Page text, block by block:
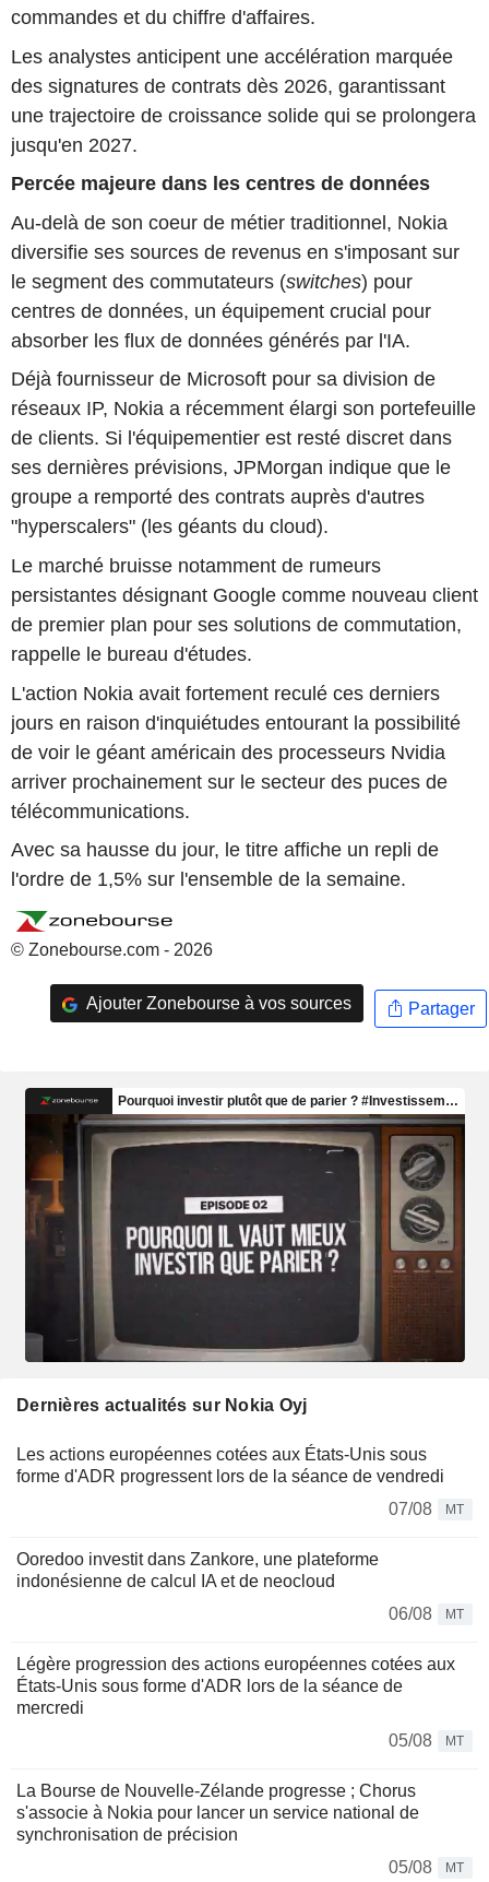
commandes et du chiffre d'affaires.
Les analystes anticipent une accélération marquée
des signatures de contrats dès 2026, garantissant
une trajectoire de croissance solide qui se prolongera
jusqu'en 2027.
Percée majeure dans les centres de données
Au-delà de son coeur de métier traditionnel, Nokia
diversifie ses sources de revenus en s'imposant sur
le segment des commutateurs (switches) pour
centres de données, un équipement crucial pour
absorber les flux de données générés par l'IA.
Déjà fournisseur de Microsoft pour sa division de
réseaux IP, Nokia a récemment élargi son portefeuille
de clients. Si l'équipementier est resté discret dans
ses dernières prévisions, JPMorgan indique que le
groupe a remporté des contrats auprès d'autres
"hyperscalers" (les géants du cloud).
Le marché bruisse notamment de rumeurs
persistantes désignant Google comme nouveau client
de premier plan pour ses solutions de commutation,
rappelle le bureau d'études.
L'action Nokia avait fortement reculé ces derniers
jours en raison d'inquiétudes entourant la possibilité
de voir le géant américain des processeurs Nvidia
arriver prochainement sur le secteur des puces de
télécommunications.
Avec sa hausse du jour, le titre affiche un repli de
l'ordre de 1,5% sur l'ensemble de la semaine.
© Zonebourse.com - 2026
Ajouter Zonebourse à vos sources Partager
Dernières actualités sur Nokia Oyj
Les actions européennes cotées aux États-Unis sous
forme d'ADR progressent lors de la séance de vendredi
07/08
MT
Ooredoo investit dans Zankore, une plateforme
indonésienne de calcul IA et de neocloud
06/08
MT
Légère progression des actions européennes cotées aux
États-Unis sous forme d'ADR lors de la séance de
mercredi
05/08
MT
La Bourse de Nouvelle-Zélande progresse ; Chorus
s'associe à Nokia pour lancer un service national de
synchronisation de précision
05/08
MT